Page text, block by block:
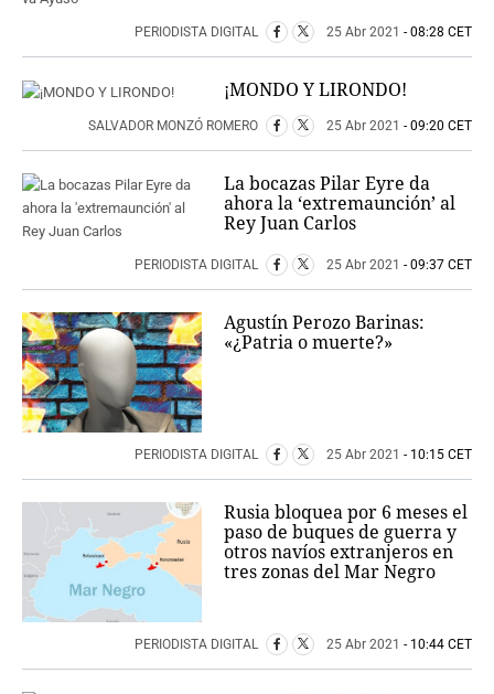
PERIODISTA DIGITAL 25 Abr 2021 - 08:28 CET
¡MONDO Y LIRONDO!
SALVADOR MONZÓ ROMERO 25 Abr 2021 - 09:20 CET
La bocazas Pilar Eyre da
ahora la ‘extremaunción’ al
Rey Juan Carlos
PERIODISTA DIGITAL 25 Abr 2021 - 09:37 CET
Agustín Perozo Barinas:
«¿Patria o muerte?»
PERIODISTA DIGITAL 25 Abr 2021 - 10:15 CET
Rusia bloquea por 6 meses el
paso de buques de guerra y
otros navíos extranjeros en
tres zonas del Mar Negro
PERIODISTA DIGITAL 25 Abr 2021 - 10:44 CET